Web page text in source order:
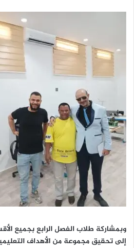
وبمشاركة طلاب الفصل الرابع بجميع
إلى تحقيق مجموعة من الأهداف